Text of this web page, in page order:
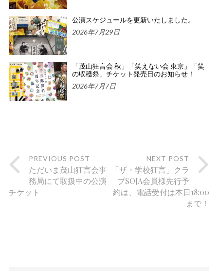
公演スケジュールを更新いたしました。
2026年7月29日
「茂山狂言会 秋」「笑えない会 東京」「笑
の収穫祭」チケット発売日のお知らせ！
2026年7月7日
PREVIOUS POST
ただいま茂山狂言会事
務局にて取扱中の公演
チケット
NEXT POST
「ザ・学校狂言」クラ
ブSOJA会員様先行予
約は、電話受付は本日18:00
まで！